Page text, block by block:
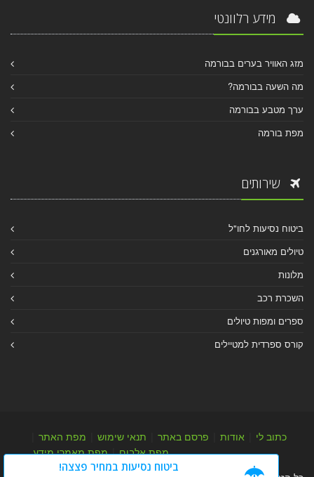
מידע רלוונטי
מזג האוויר בערים בבורמה
מה השעה בבורמה?
ערך מטבע בבורמה
מפת בורמה
שירותים
ביטוח נסיעות לחו"ל
טיולים מאורגנים
מלונות
השכרת רכב
ספרים ומפות טיולים
קורס ספרדית למטיילים
כתוב לי אודות פרסם באתר תנאי שימוש מפת האתר
מפת אלבום|מפת מאמרי מידע
ביטוח נסיעות במחיר פצצה!